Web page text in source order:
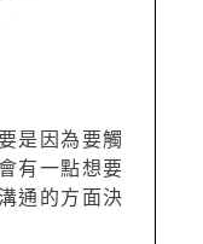
是因為要觸
有一點想要
通的方面決